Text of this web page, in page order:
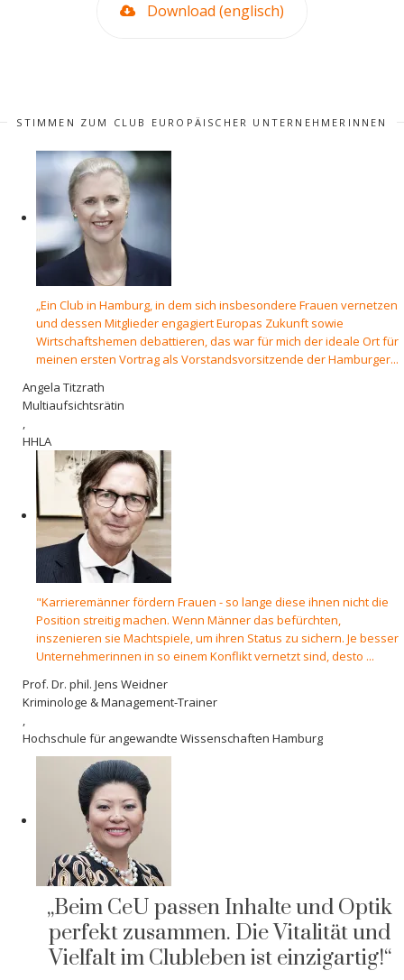
Download (englisch)
STIMMEN ZUM CLUB EUROPÄISCHER UNTERNEHMERINNEN
„Ein Club in Hamburg, in dem sich insbesondere Frauen vernetzen
und dessen Mitglieder engagiert Europas Zukunft sowie
Wirtschaftshemen debattieren, das war für mich der ideale Ort für
meinen ersten Vortrag als Vorstandsvorsitzende der Hamburger...
Angela Titzrath
Multiaufsichtsrätin
,
HHLA
"Karrieremänner fördern Frauen - so lange diese ihnen nicht die
Position streitig machen. Wenn Männer das befürchten,
inszenieren sie Machtspiele, um ihren Status zu sichern. Je besser
Unternehmerinnen in so einem Konflikt vernetzt sind, desto ...
Prof. Dr. phil. Jens Weidner
Kriminologe & Management-Trainer
,
Hochschule für angewandte Wissenschaften Hamburg
„Beim CeU passen Inhalte und Optik
perfekt zusammen. Die Vitalität und
Vielfalt im Clubleben ist einzigartig!“